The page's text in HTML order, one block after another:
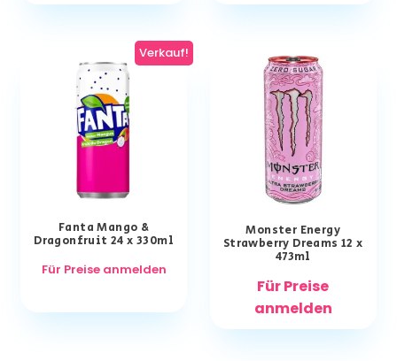
Verkauf!
Fanta Mango &
Dragonfruit 24 x 330ml
Für Preise anmelden
Monster Energy
Strawberry Dreams 12 x
473ml
Für Preise
anmelden